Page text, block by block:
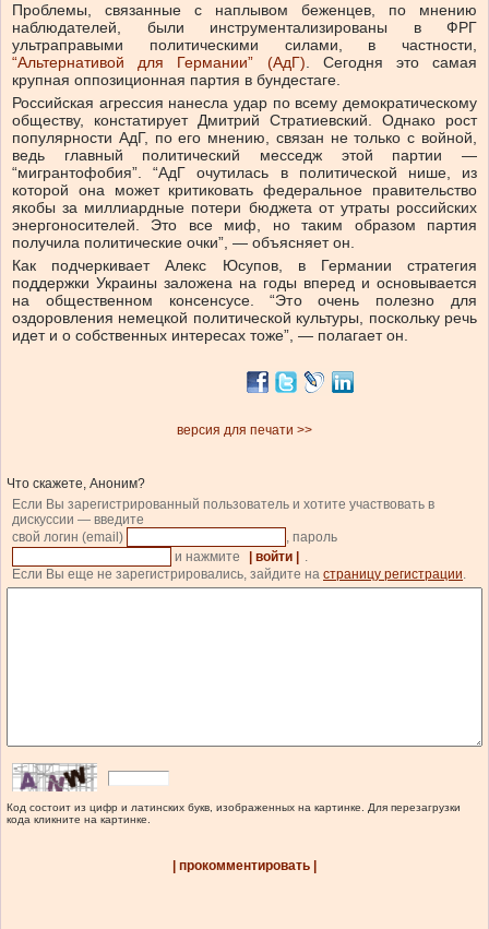
Проблемы, связанные с наплывом беженцев, по мнению
наблюдателей, были инструментализированы в ФРГ
ультраправыми политическими силами, в частности,
“Альтернативой для Германии” (АдГ) . Сегодня это самая
крупная оппозиционная партия в бундестаге.
Российская агрессия нанесла удар по всему демократическому
обществу, констатирует Дмитрий Стратиевский. Однако рост
популярности АдГ, по его мнению, связан не только с войной,
ведь главный политический месседж этой партии —
“мигрантофобия”. “АдГ очутилась в политической нише, из
которой она может критиковать федеральное правительство
якобы за миллиардные потери бюджета от утраты российских
энергоносителей. Это все миф, но таким образом партия
получила политические очки”, — объясняет он.
Как подчеркивает Алекс Юсупов, в Германии стратегия
поддержки Украины заложена на годы вперед и основывается
на общественном консенсусе. “Это очень полезно для
оздоровления немецкой политической культуры, поскольку речь
идет и о собственных интересах тоже”, — полагает он.
версия для печати >>
Что скажете, Аноним?
Если Вы зарегистрированный пользователь и хотите участвовать в
дискуссии — введите
свой логин (email)
, пароль
и нажмите
| войти |
.
Если Вы еще не зарегистрировались, зайдите на страницу регистрации.
Код состоит из цифр и латинских букв, изображенных на картинке. Для перезагрузки
кода кликните на картинке.
| прокомментировать |